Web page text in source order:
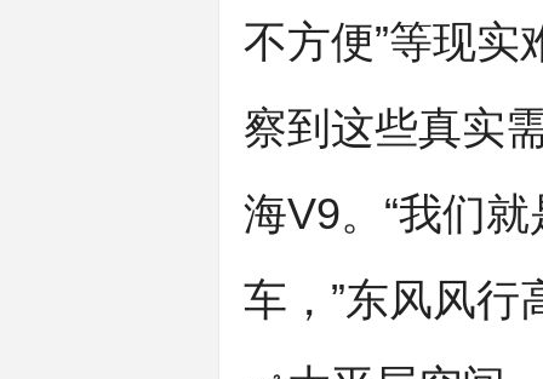
不方便”等现实
察到这些真实
海V9。“我们
车，”东风风行